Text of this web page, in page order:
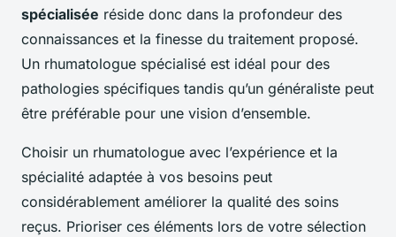
spécialisée réside donc dans la profondeur des
connaissances et la finesse du traitement proposé.
Un rhumatologue spécialisé est idéal pour des
pathologies spécifiques tandis qu’un généraliste peut
être préférable pour une vision d’ensemble.
Choisir un rhumatologue avec l’expérience et la
spécialité adaptée à vos besoins peut
considérablement améliorer la qualité des soins
reçus. Prioriser ces éléments lors de votre sélection